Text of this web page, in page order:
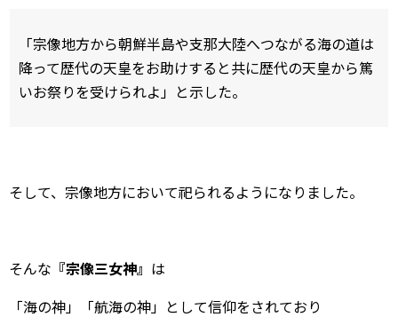
「宗像地方から朝鮮半島や支那大陸へつながる海の道は
降って歴代の天皇をお助けすると共に歴代の天皇から篤
いお祭りを受けられよ」と示した。
そして、宗像地方において祀られるようになりました。
そんな 『宗像三女神』 は
「海の神」「航海の神」として信仰をされており